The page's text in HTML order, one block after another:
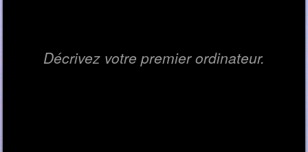
Décrivez votre premier ordinateur.